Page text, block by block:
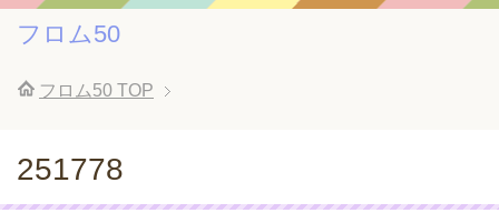
フロム50
フロム50 TOP
251778